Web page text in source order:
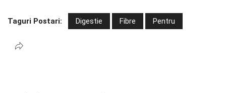
Taguri Postari: Digestie Fibre Pentru